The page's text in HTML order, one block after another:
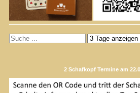
2 Schafkopf Termine am